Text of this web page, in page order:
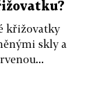
křižovatky
skly a